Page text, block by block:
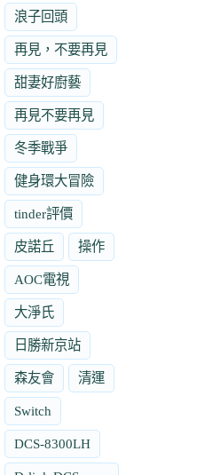
浪子回頭
再見，不要再見
甜妻好廚藝
再見不要再見
冬季戰爭
健身環大冒險
tinder評價
皮諾丘 操作
AOC電視
大淨氏
日勝新京站
森友會 清運
Switch
DCS-8300LH